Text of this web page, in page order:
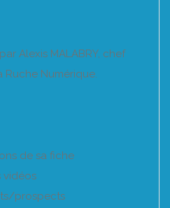
Alexis MALABRY, chef
Ruche Numérique.
de sa fiche
vidéos
prospects